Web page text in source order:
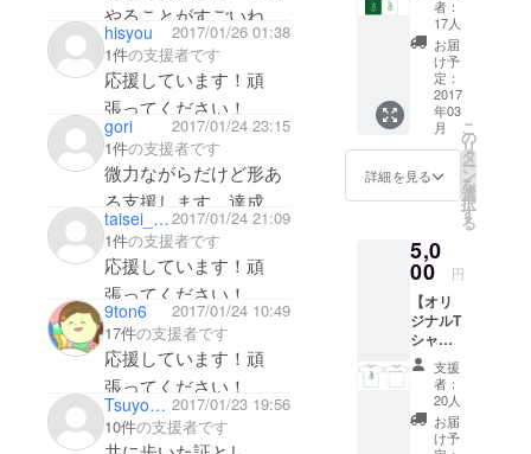
やることがすごいね！
自分らしく行きてるあ
だがかっこいいよ！
^_^
すごく忙しいと思うけ
どとても応援してる
よ！頑張ってね
(⌒▽⌒)
hisyou
2017/01/26 01:38
1件の支援者です
応援しています！頑
張ってください！
gori
2017/01/24 23:15
1件の支援者です
微力ながらだけど形あ
る支援します、達成し
たら軽音部のみんなで
上映会しようね笑
taisei_04072017/01/24 21:09
1件の支援者です
応援しています！頑
張ってください！
9ton6
2017/01/24 10:49
17件の支援者です
応援しています！頑
張ってください！
TsuyoshiKom 2017/01/23 19:56
10件の支援者です
ジアを回り
ました。
不安しかな
かった最初
の一歩。出
会いに満ち
溢れたヒッ
チハイクと
動は、何も
ない自分に
根拠のない
自信と勇気
を与えてく
れました。
人一倍多く
の方にお世
くださ
い ・ご
希望の
Journe
Screen
オリジ
ナルス
テッ
カーを
プレゼ
者：
17人
お届
け予
定：
2017
年03
月
詳細を見る
こ
の
リ
タ
ー
ン
を
選
択
す
る
5,0
00 円
【オリ
ジナルT
シャツ
Ｓ・
Ⅿ・Ⅼの
中から
一枚プ
レゼン
支援
者：
20人
お届
け予